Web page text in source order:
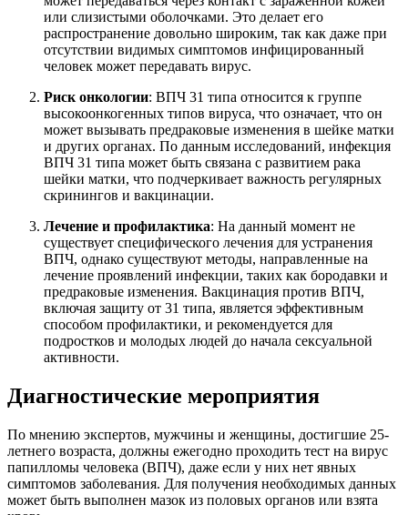
или слизистыми оболочками. Это делает его
распространение довольно широким, так как даже при
отсутствии видимых симптомов инфицированный
человек может передавать вирус.
Риск онкологии: ВПЧ 31 типа относится к группе
высокоонкогенных типов вируса, что означает, что он
может вызывать предраковые изменения в шейке матки
и других органах. По данным исследований, инфекция
ВПЧ 31 типа может быть связана с развитием рака
шейки матки, что подчеркивает важность регулярных
скринингов и вакцинации.
Лечение и профилактика: На данный момент не
существует специфического лечения для устранения
ВПЧ, однако существуют методы, направленные на
лечение проявлений инфекции, таких как бородавки и
предраковые изменения. Вакцинация против ВПЧ,
включая защиту от 31 типа, является эффективным
способом профилактики, и рекомендуется для
подростков и молодых людей до начала сексуальной
активности.
Диагностические мероприятия
По мнению экспертов, мужчины и женщины, достигшие 25-
летнего возраста, должны ежегодно проходить тест на вирус
папилломы человека (ВПЧ), даже если у них нет явных
симптомов заболевания. Для получения необходимых данных
может быть выполнен мазок из половых органов или взята